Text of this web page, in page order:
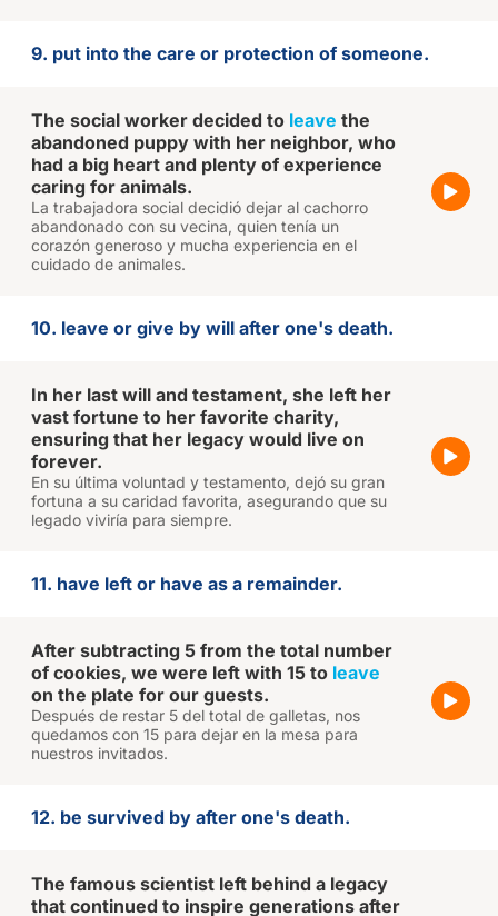
9. put into the care or protection of someone.
The social worker decided to leave the
abandoned puppy with her neighbor, who
had a big heart and plenty of experience
caring for animals.
La trabajadora social decidió dejar al cachorro
abandonado con su vecina, quien tenía un
corazón generoso y mucha experiencia en el
cuidado de animales.
10. leave or give by will after one's death.
In her last will and testament, she left her
vast fortune to her favorite charity,
ensuring that her legacy would live on
forever.
En su última voluntad y testamento, dejó su gran
fortuna a su caridad favorita, asegurando que su
legado viviría para siempre.
11. have left or have as a remainder.
After subtracting 5 from the total number
of cookies, we were left with 15 to leave
on the plate for our guests.
Después de restar 5 del total de galletas, nos
quedamos con 15 para dejar en la mesa para
nuestros invitados.
12. be survived by after one's death.
The famous scientist left behind a legacy
that continued to inspire generations after